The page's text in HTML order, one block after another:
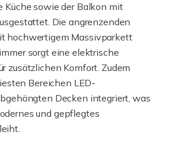
Küche sowie der Balkon mit
Die angrenzenden
hochwertigem Massivparkett
sorgt eine elektrische
zusätzlichen Komfort. Zudem
Bereichen LED-
Decken integriert, was
und gepflegtes